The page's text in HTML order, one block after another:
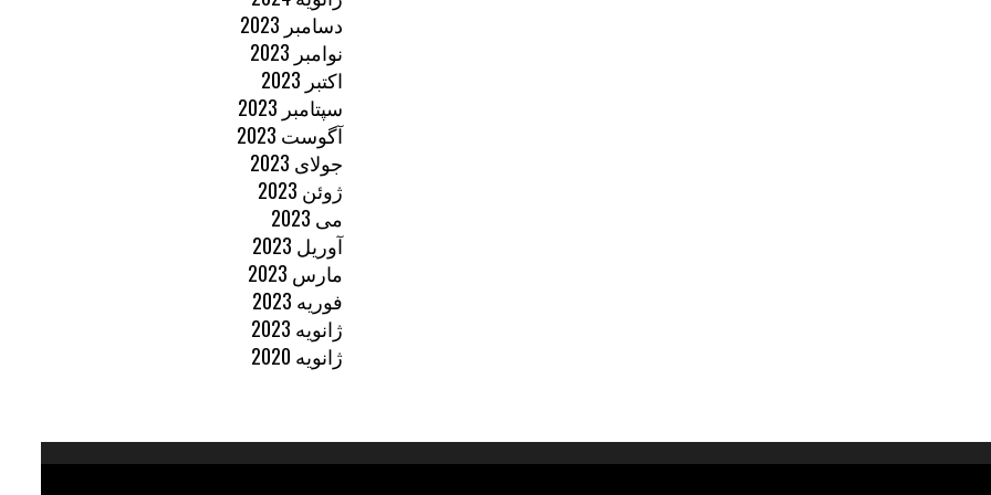
دسامبر 2023
نوامبر 2023
اکتبر 2023
سپتامبر 2023
آگوست 2023
جولای 2023
ژوئن 2023
می 2023
آوریل 2023
مارس 2023
فوریه 2023
ژانویه 2023
ژانویه 2020